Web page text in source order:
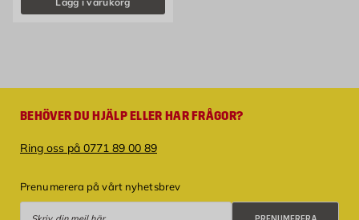
BEHÖVER DU HJÄLP ELLER HAR FRÅGOR?
Ring oss på 0771 89 00 89
Prenumerera på vårt nyhetsbrev